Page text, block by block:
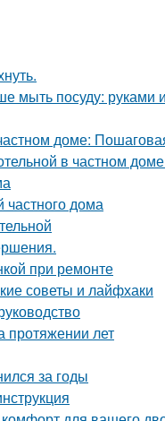
мыть посуду:
доме:
в частном
частного дома
при ремонте
советы и лайфхаки
протяжении лет
за годы